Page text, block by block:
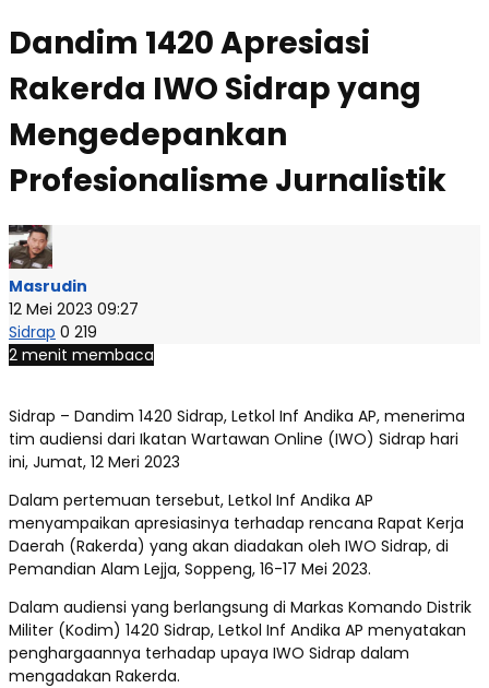
Dandim 1420 Apresiasi
Rakerda IWO Sidrap yang
Mengedepankan
Profesionalisme Jurnalistik
Masrudin
12 Mei 2023 09:27
Sidrap 0 219
2 menit membaca
Sidrap – Dandim 1420 Sidrap, Letkol Inf Andika AP, menerima
tim audiensi dari Ikatan Wartawan Online (IWO) Sidrap hari
ini, Jumat, 12 Meri 2023
Dalam pertemuan tersebut, Letkol Inf Andika AP
menyampaikan apresiasinya terhadap rencana Rapat Kerja
Daerah (Rakerda) yang akan diadakan oleh IWO Sidrap, di
Pemandian Alam Lejja, Soppeng, 16-17 Mei 2023.
Dalam audiensi yang berlangsung di Markas Komando Distrik
Militer (Kodim) 1420 Sidrap, Letkol Inf Andika AP menyatakan
penghargaannya terhadap upaya IWO Sidrap dalam
mengadakan Rakerda.